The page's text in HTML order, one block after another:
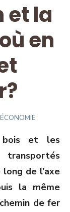
et la
en
ÉCONOMIE
bois et les
de l’axe
la même
de fer